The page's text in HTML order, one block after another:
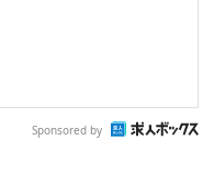
Sponsored by